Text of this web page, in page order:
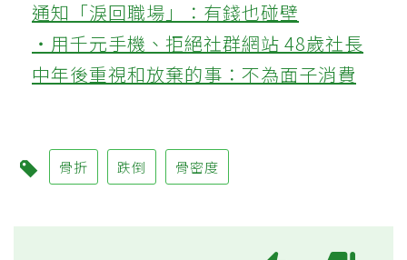
通知「淚回職場」：有錢也碰壁
‧用千元手機、拒絕社群網站 48歲社長
中年後重視和放棄的事：不為面子消費
骨折 跌倒 骨密度